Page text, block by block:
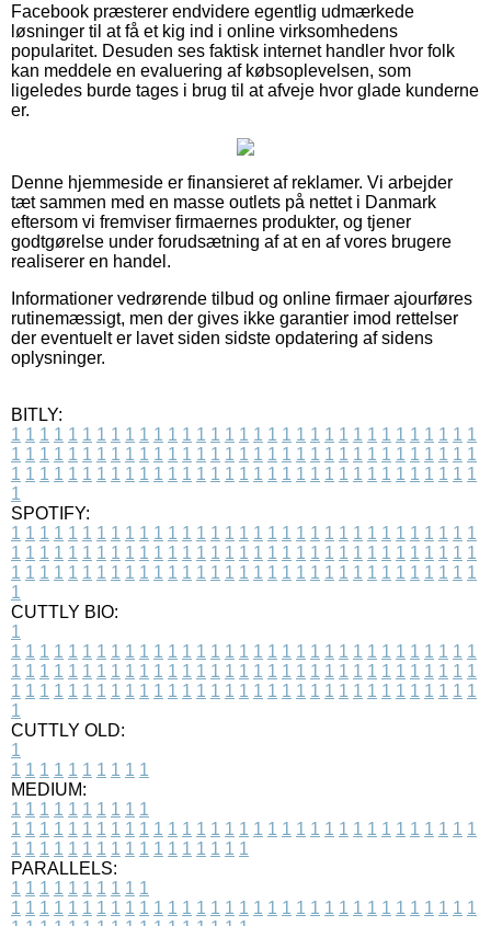
Facebook præsterer endvidere egentlig udmærkede
løsninger til at få et kig ind i online virksomhedens
popularitet. Desuden ses faktisk internet handler hvor folk
kan meddele en evaluering af købsoplevelsen, som
ligeledes burde tages i brug til at afveje hvor glade kunderne
er.
Denne hjemmeside er finansieret af reklamer. Vi arbejder
tæt sammen med en masse outlets på nettet i Danmark
eftersom vi fremviser firmaernes produkter, og tjener
godtgørelse under forudsætning af at en af vores brugere
realiserer en handel.
Informationer vedrørende tilbud og online firmaer ajourføres
rutinemæssigt, men der gives ikke garantier imod rettelser
der eventuelt er lavet siden sidste opdatering af sidens
oplysninger.
BITLY:
1 1 1 1 1 1 1 1 1 1 1 1 1 1 1 1 1 1 1 1 1 1 1 1 1 1 1 1 1 1 1 1 1
1 1 1 1 1 1 1 1 1 1 1 1 1 1 1 1 1 1 1 1 1 1 1 1 1 1 1 1 1 1 1 1 1
1 1 1 1 1 1 1 1 1 1 1 1 1 1 1 1 1 1 1 1 1 1 1 1 1 1 1 1 1 1 1 1 1
1
SPOTIFY:
1 1 1 1 1 1 1 1 1 1 1 1 1 1 1 1 1 1 1 1 1 1 1 1 1 1 1 1 1 1 1 1 1
1 1 1 1 1 1 1 1 1 1 1 1 1 1 1 1 1 1 1 1 1 1 1 1 1 1 1 1 1 1 1 1 1
1 1 1 1 1 1 1 1 1 1 1 1 1 1 1 1 1 1 1 1 1 1 1 1 1 1 1 1 1 1 1 1 1
1
CUTTLY BIO:
1
1 1 1 1 1 1 1 1 1 1 1 1 1 1 1 1 1 1 1 1 1 1 1 1 1 1 1 1 1 1 1 1 1
1 1 1 1 1 1 1 1 1 1 1 1 1 1 1 1 1 1 1 1 1 1 1 1 1 1 1 1 1 1 1 1 1
1 1 1 1 1 1 1 1 1 1 1 1 1 1 1 1 1 1 1 1 1 1 1 1 1 1 1 1 1 1 1 1 1
1
CUTTLY OLD:
1
1 1 1 1 1 1 1 1 1 1
MEDIUM:
1 1 1 1 1 1 1 1 1 1
1 1 1 1 1 1 1 1 1 1 1 1 1 1 1 1 1 1 1 1 1 1 1 1 1 1 1 1 1 1 1 1 1
1 1 1 1 1 1 1 1 1 1 1 1 1 1 1 1 1
PARALLELS:
1 1 1 1 1 1 1 1 1 1
1 1 1 1 1 1 1 1 1 1 1 1 1 1 1 1 1 1 1 1 1 1 1 1 1 1 1 1 1 1 1 1 1